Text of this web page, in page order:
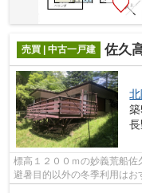
売買 | 中古一戸建 佐久
標高１２００ｍの妙義荒船
避暑目的以外の冬季利用は